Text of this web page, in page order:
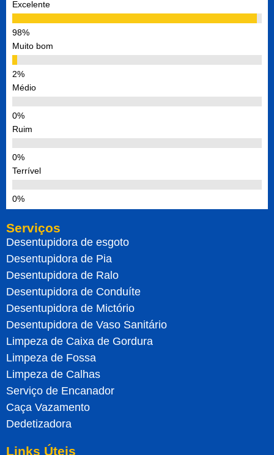
Excelente
Muito bom
Médio
Ruim
Terrível
Serviços
Desentupidora de esgoto
Desentupidora de Pia
Desentupidora de Ralo
Desentupidora de Conduíte
Desentupidora de Mictório
Desentupidora de Vaso Sanitário
Limpeza de Caixa de Gordura
Limpeza de Fossa
Limpeza de Calhas
Serviço de Encanador
Caça Vazamento
Dedetizadora
Links Úteis